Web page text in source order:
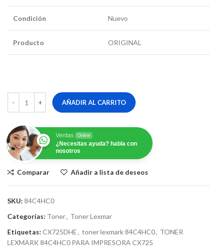
Condición Nuevo
Producto ORIGINAL
AÑADIR AL CARRITO
Ventas Online
¿Necesitas ayuda? habla con
nosotros
Comparar Añadir a lista de deseos
SKU: 84C4HC0
Categorías: Toner, Toner Lexmar
Etiquetas: CX725DHE, toner lexmark 84C4HC0, TONER
LEXMARK 84C4HC0 PARA IMPRESORA CX725